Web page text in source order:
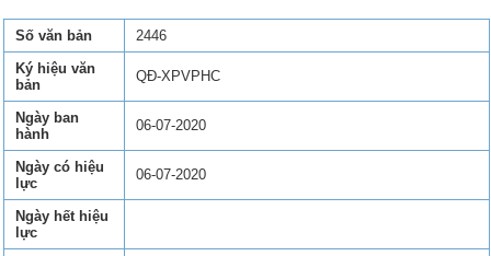
Số văn bản
2446
Ký hiệu văn
bản
QĐ-XPVPHC
Ngày ban
hành
06-07-2020
Ngày có hiệu
lực
06-07-2020
Ngày hết hiệu
lực